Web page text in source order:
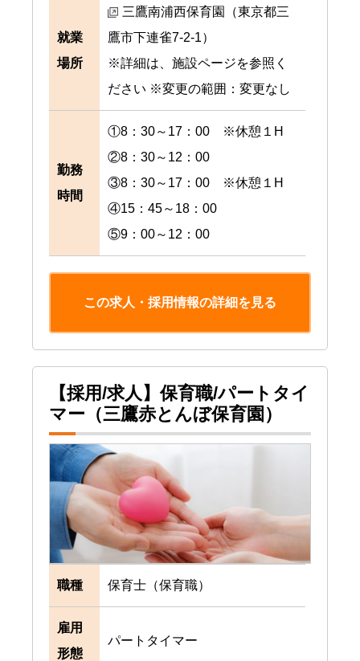
就業
場所
三鷹南浦西保育園（東京都三
鷹市下連雀7-2-1）
※詳細は、施設ページを参照く
ださい ※変更の範囲：変更なし
勤務
時間
①8：30～17：00 ※休憩１H
②8：30～12：00
③8：30～17：00 ※休憩１H
④15：45～18：00
⑤9：00～12：00
この求人・採用情報の詳細を見る
【採用/求人】保育職/パートタイ
マー（三鷹赤とんぼ保育園）
職種 保育士（保育職）
雇用
形態
パートタイマー